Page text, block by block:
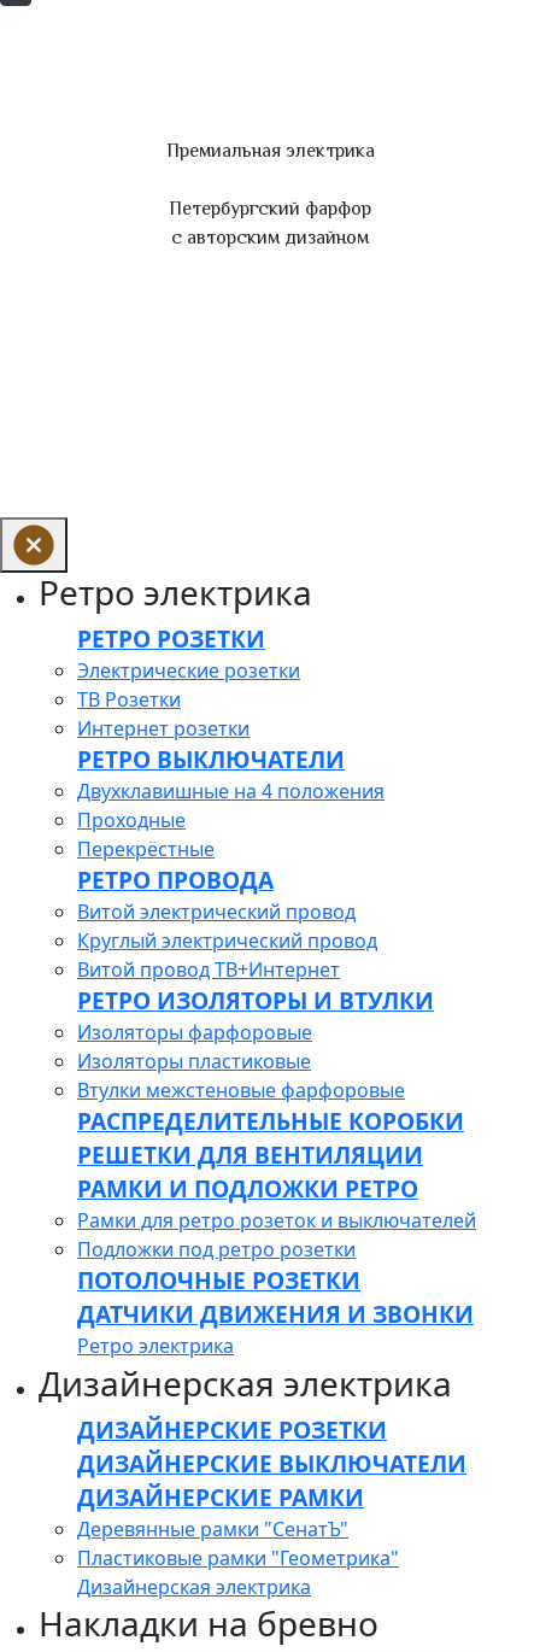
Премиальная электрика
Петербургский фарфор
с авторским дизайном
Ретро электрика
РЕТРО РОЗЕТКИ
Электрические розетки
ТВ Розетки
Интернет розетки
РЕТРО ВЫКЛЮЧАТЕЛИ
Двухклавишные на 4 положения
Проходные
Перекрёстные
РЕТРО ПРОВОДА
Витой электрический провод
Круглый электрический провод
Витой провод ТВ+Интернет
РЕТРО ИЗОЛЯТОРЫ И ВТУЛКИ
Изоляторы фарфоровые
Изоляторы пластиковые
Втулки межстеновые фарфоровые
РАСПРЕДЕЛИТЕЛЬНЫЕ КОРОБКИ
РЕШЕТКИ ДЛЯ ВЕНТИЛЯЦИИ
РАМКИ И ПОДЛОЖКИ РЕТРО
Рамки для ретро розеток и выключателей
Подложки под ретро розетки
ПОТОЛОЧНЫЕ РОЗЕТКИ
ДАТЧИКИ ДВИЖЕНИЯ И ЗВОНКИ
Ретро электрика
Дизайнерская электрика
ДИЗАЙНЕРСКИЕ РОЗЕТКИ
ДИЗАЙНЕРСКИЕ ВЫКЛЮЧАТЕЛИ
ДИЗАЙНЕРСКИЕ РАМКИ
Деревянные рамки "СенатЪ"
Пластиковые рамки "Геометрика"
Дизайнерская электрика
Накладки на бревно